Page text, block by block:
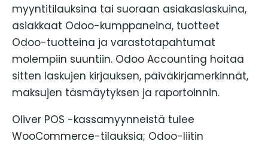
myyntitilauksina tai suoraan asiakaslaskuina,
asiakkaat Odoo-kumppaneina, tuotteet
Odoo-tuotteina ja varastotapahtumat
molempiin suuntiin. Odoo Accounting hoitaa
sitten laskujen kirjauksen, päiväkirjamerkinnät,
maksujen täsmäytyksen ja raportoinnin.
Oliver POS -kassamyynneistä tulee
WooCommerce-tilauksia; Odoo-liitin